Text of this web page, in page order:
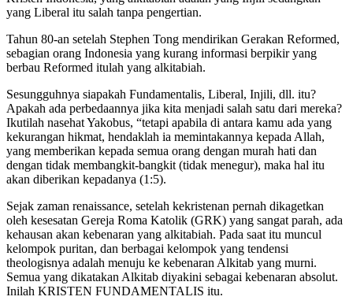
yang Liberal itu salah tanpa pengertian.
Tahun 80-an setelah Stephen Tong mendirikan Gerakan Reformed,
sebagian orang Indonesia yang kurang informasi berpikir yang
berbau Reformed itulah yang alkitabiah.
Sesungguhnya siapakah Fundamentalis, Liberal, Injili, dll. itu?
Apakah ada perbedaannya jika kita menjadi salah satu dari mereka?
Ikutilah nasehat Yakobus, “tetapi apabila di antara kamu ada yang
kekurangan hikmat, hendaklah ia memintakannya kepada Allah,
yang memberikan kepada semua orang dengan murah hati dan
dengan tidak membangkit-bangkit (tidak menegur), maka hal itu
akan diberikan kepadanya (1:5).
Sejak zaman renaissance, setelah kekristenan pernah dikagetkan
oleh kesesatan Gereja Roma Katolik (GRK) yang sangat parah, ada
kehausan akan kebenaran yang alkitabiah. Pada saat itu muncul
kelompok puritan, dan berbagai kelompok yang tendensi
theologisnya adalah menuju ke kebenaran Alkitab yang murni.
Semua yang dikatakan Alkitab diyakini sebagai kebenaran absolut.
Inilah KRISTEN FUNDAMENTALIS itu.